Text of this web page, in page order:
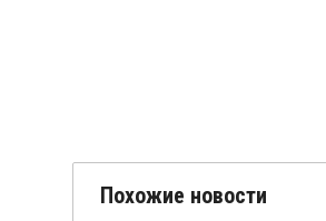
Похожие новости